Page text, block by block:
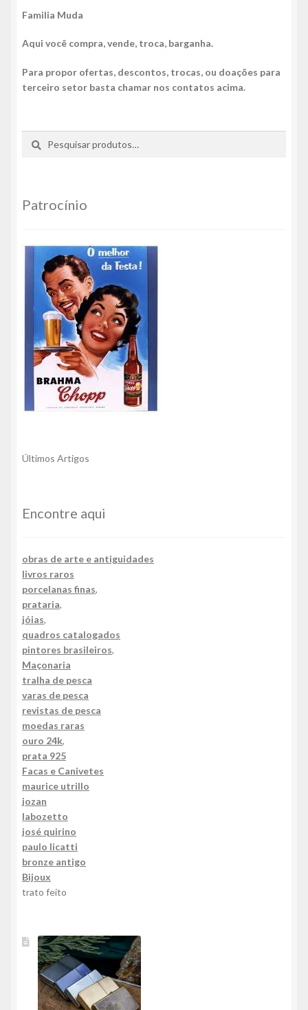
Familia Muda
Aqui você compra, vende, troca, barganha.
Para propor ofertas, descontos, trocas, ou doações para
terceiro setor basta chamar nos contatos acima.
por:
Patrocínio
Últimos Artigos
Encontre aqui
obras de arte e antiguidades
livros raros
porcelanas finas,
prataria,
jóias,
quadros catalogados
pintores brasileiros,
Maçonaria
tralha de pesca
varas de pesca
revistas de pesca
moedas raras
ouro 24k,
prata 925
Facas e Canivetes
maurice utrillo
jozan
labozetto
josé quirino
paulo licatti
bronze antigo
Bijoux
trato feito